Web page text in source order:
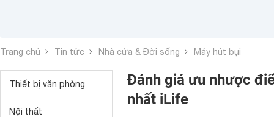
Trang chủ Tin tức Nhà cửa & Đời sống Máy hút bụi
Thiết bị văn phòng
Nội thất
Đánh giá ưu nhược
nhất iLife